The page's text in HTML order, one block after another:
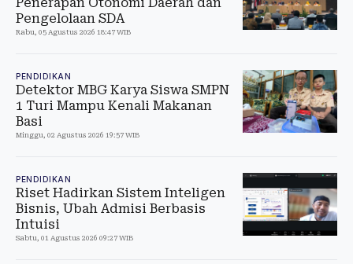
Pengelolaan SDA
Rabu, 05 Agustus 2026 18:47 WIB
PENDIDIKAN
Detektor MBG Karya Siswa SMPN
1 Turi Mampu Kenali Makanan
Basi
Minggu, 02 Agustus 2026 19:57 WIB
PENDIDIKAN
Riset Hadirkan Sistem Inteligen
Bisnis, Ubah Admisi Berbasis
Intuisi
Sabtu, 01 Agustus 2026 09:27 WIB